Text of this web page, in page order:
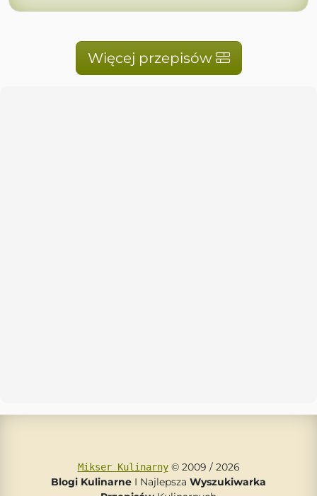
Więcej przepisów
Mikser Kulinarny© 2009 / 2026
Blogi Kulinarne I Najlepsza Wyszukiwarka